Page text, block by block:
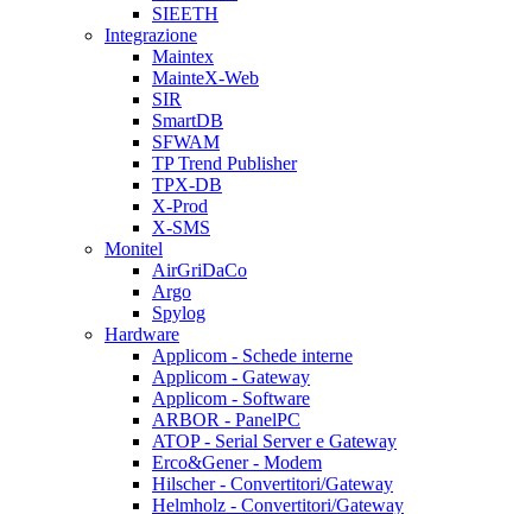
SIEETH
Integrazione
Maintex
MainteX-Web
SIR
SmartDB
SFWAM
TP Trend Publisher
TPX-DB
X-Prod
X-SMS
Monitel
AirGriDaCo
Argo
Spylog
Hardware
Applicom - Schede interne
Applicom - Gateway
Applicom - Software
ARBOR - PanelPC
ATOP - Serial Server e Gateway
Erco&Gener - Modem
Hilscher - Convertitori/Gateway
Helmholz - Convertitori/Gateway